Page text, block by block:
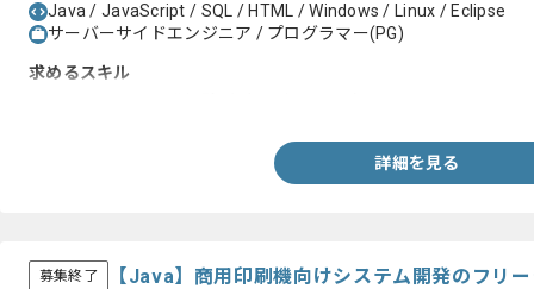
Java / JavaScript / SQL / HTML / Windows / Linux / Eclipse
サーバーサイドエンジニア / プログラマー(PG)
求めるスキル
詳細を見る
募集終了 【Java】商用印刷機向けシステム開発のフリ